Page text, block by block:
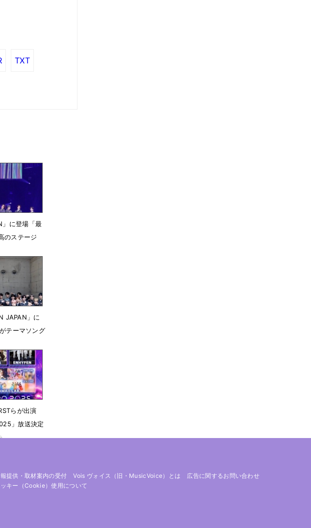
TXT
」に登場「最
のステージ
JAPAN」に
テーマソング
らが出演
」放送決定
提供・取材案内の受付 Vois ヴォイス（旧・MusicVoice）とは
広告に関するお問い合わせ
キー（cookie）使用について